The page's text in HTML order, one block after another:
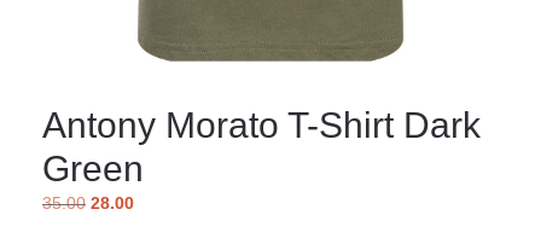
Antony Morato T-Shirt Dark
Green
35.00 28.00